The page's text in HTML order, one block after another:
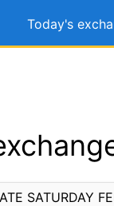
Today's
SATURDAY